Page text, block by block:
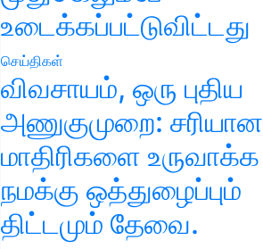
உடைக்கப்பட்டுவிட்டது
செய்திகள்
விவசாயம், ஒரு புதிய
அணுகுமுறை: சரியான
மாதிரிகளை உருவாக்க
நமக்கு ஒத்துழைப்பும்
திட்டமும் தேவை.